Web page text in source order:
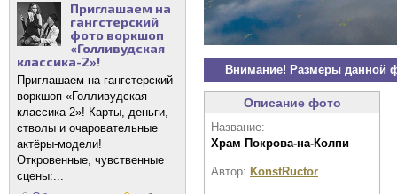
Приглашаем на
гангстерский
фото воркшоп
«Голливудская
классика-2»!
Приглашаем на гангстерский
воркшоп «Голливудская
классика-2»! Карты, деньги,
стволы и очаровательные
актёры-модели!
Откровенные, чувственные
сцены:...
Внимание! Размеры данной
Описание фото
Название:
Храм Покрова-на-Колпи
Автор: KonstRuctor